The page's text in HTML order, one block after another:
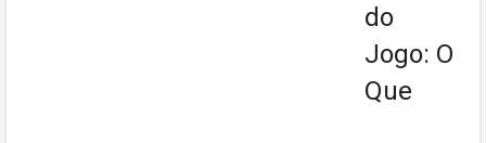
do
Jogo: O
Que